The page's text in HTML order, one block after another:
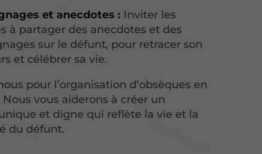
et anecdotes : Inviter les
à partager des anecdotes et des
sur le défunt, pour retracer son
et célébrer sa vie.
pour l’organisation d’obsèques en
vous aiderons à créer un
et digne qui reflète la vie et la
du défunt.